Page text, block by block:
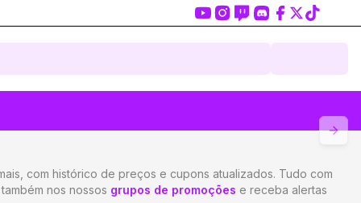
com histórico de preços e cupons atualizados. Tudo com
nos nossos grupos de promoções e receba alertas